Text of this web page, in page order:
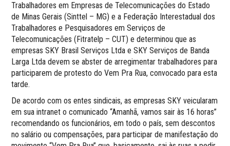
Trabalhadores em Empresas de Telecomunicações do Estado
de Minas Gerais (Sinttel – MG) e a Federação Interestadual dos
Trabalhadores e Pesquisadores em Serviços de
Telecomunicações (Fitratelp – CUT) e determinou que as
empresas SKY Brasil Serviços Ltda e SKY Serviços de Banda
Larga Ltda devem se abster de arregimentar trabalhadores para
participarem de protesto do Vem Pra Rua, convocado para esta
tarde.
De acordo com os entes sindicais, as empresas SKY veicularam
em sua intranet o comunicado “Amanhã, vamos sair às 16 horas”
recomendando os funcionários, em todo o país, sem descontos
no salário ou compensações, para participar de manifestação do